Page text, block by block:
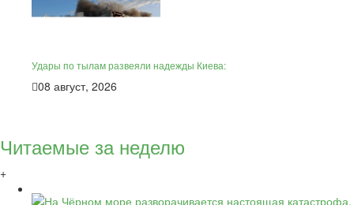
Удары по тылам развеяли надежды Киева:
08 август, 2026
Читаемые за неделю
+